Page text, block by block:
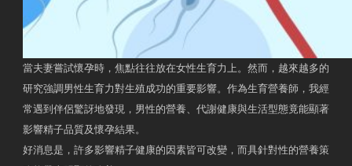
當夫妻嘗試懷孕時，焦點往往放在女性生育力上。然而，越來越多的
研究強調男性生育力對生殖成功的重要影響。作為生育營養師，我經
常遇到伴侶驚訝地發現，男性的營養、代謝健康與生活型態竟能顯著
影響精子品質及懷孕結果。
好消息是，許多影響精子健康的因素皆可改變，而具針對性的營養策